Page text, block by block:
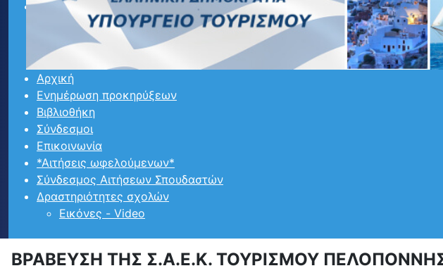
Αρχική
Ενημέρωση προκηρύξεων
Βιβλιοθήκη
Σύνδεσμοι
Επικοινωνία
*Αιτήσεις ωφελούμενων*
Σύνδεσμος Αιτήσεων Σπουδαστών
Δραστηριότητες σχολών
Εικόνες - Video
ΒΡΑΒΕΥΣΗ ΤΗΣ Σ.Α.Ε.Κ. ΤΟΥΡΙΣΜΟΥ